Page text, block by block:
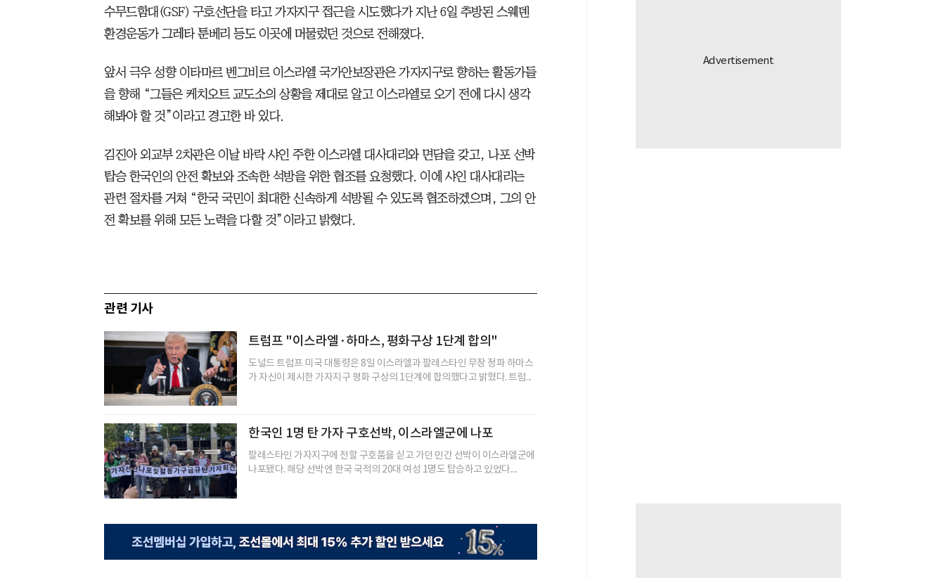
수무드함대(GSF) 구호선단을 타고 가자지구 접근을 시도했다가 지난 6일 추방된 스웨덴
환경운동가 그레타 툰베리 등도 이곳에 머물렀던 것으로 전해졌다.
앞서 극우 성향 이타마르 벤그비르 이스라엘 국가안보장관은 가자지구로 향하는 활동가들
을 향해 “그들은 케치오트 교도소의 상황을 제대로 알고 이스라엘로 오기 전에 다시 생각
해봐야 할 것”이라고 경고한 바 있다.
김진아 외교부 2차관은 이날 바락 샤인 주한 이스라엘 대사대리와 면담을 갖고, 나포 선박
탑승 한국인의 안전 확보와 조속한 석방을 위한 협조를 요청했다. 이에 샤인 대사대리는
관련 절차를 거쳐 “한국 국민이 최대한 신속하게 석방될 수 있도록 협조하겠으며, 그의 안
전 확보를 위해 모든 노력을 다할 것”이라고 밝혔다.
관련 기사
트럼프 "이스라엘·하마스, 평화구상 1단계 합의"
도널드 트럼프 미국 대통령은 8일 이스라엘과 팔레스타인 무장 정파 하마스
가 자신이 제시한 가자지구 평화 구상의 1단계에 합의했다고 밝혔다. 트럼...
한국인 1명 탄 가자 구호선박, 이스라엘군에 나포
팔레스타인 가자지구에 전할 구호품을 싣고 가던 민간 선박이 이스라엘군에
나포됐다. 해당 선박엔 한국 국적의 20대 여성 1명도 탑승하고 있었다....